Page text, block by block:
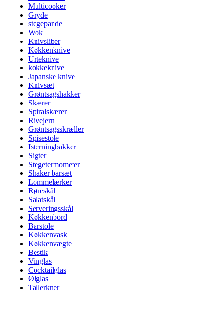
Multicooker
Gryde
stegepande
Wok
Knivsliber
Køkkenknive
Urteknive
kokkeknive
Japanske knive
Knivsæt
Grøntsagshakker
Skærer
Spiralskærer
Rivejern
Grøntsagsskræller
Spisestole
Isterningbakker
Sigter
Stegetermometer
Shaker barsæt
Lommelærker
Røreskål
Salatskål
Serveringsskål
Køkkenbord
Barstole
Køkkenvask
Køkkenvægte
Bestik
Vinglas
Cocktailglas
Ølglas
Tallerkner